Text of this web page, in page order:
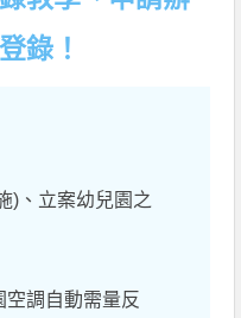
錄！
)、立案幼兒園之
空調自動需量反